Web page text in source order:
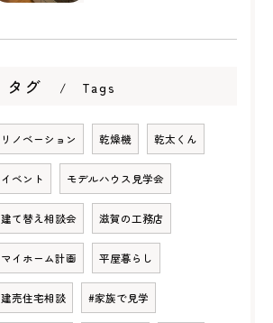
タグ Tags
リノベーション 乾燥機 乾太くん
イベント モデルハウス見学会
建て替え相談会 滋賀の工務店
マイホーム計画 平屋暮らし
建売住宅相談 #家族で見学